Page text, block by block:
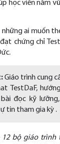
học viên nắm
những ai muốn
chứng chỉ
Giáo trình cung
TestDaF,
đọc kỹ
tin tham gia kỳ .
12 bộ giáo